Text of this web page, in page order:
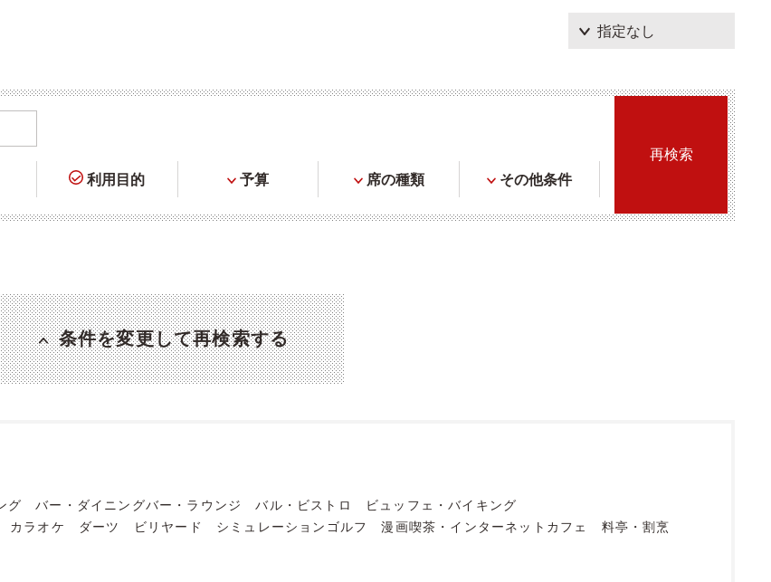
利用目的 予算 席の種類 その他条件
条件を変更して再検索する
グ バー・ダイニングバー・ラウンジ バル・ビストロ
ビュッフェ・バイキング
カラオケ ダーツ ビリヤード シミュレーションゴルフ 漫画喫茶・インターネットカフェ
料亭・割烹